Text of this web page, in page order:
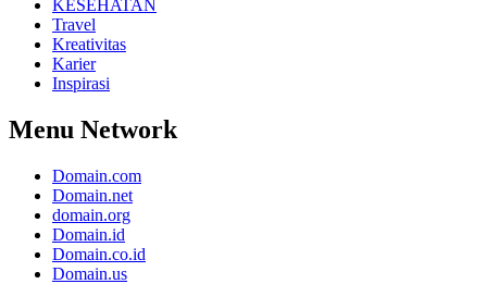
KESEHATAN
Travel
Kreativitas
Karier
Inspirasi
Menu Network
Domain.com
Domain.net
domain.org
Domain.id
Domain.co.id
Domain.us